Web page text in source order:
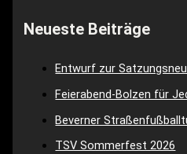
Neueste Beiträge
Entwurf zur
Feierabend-Bolzen für
Beverner
TSV Sommerfest 2026